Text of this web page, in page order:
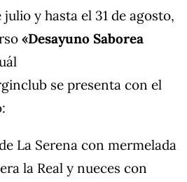
julio y hasta el 31 de agosto,
«Desayuno Saborea
se presenta con el
La Serena con mermelada
la Real y nueces con